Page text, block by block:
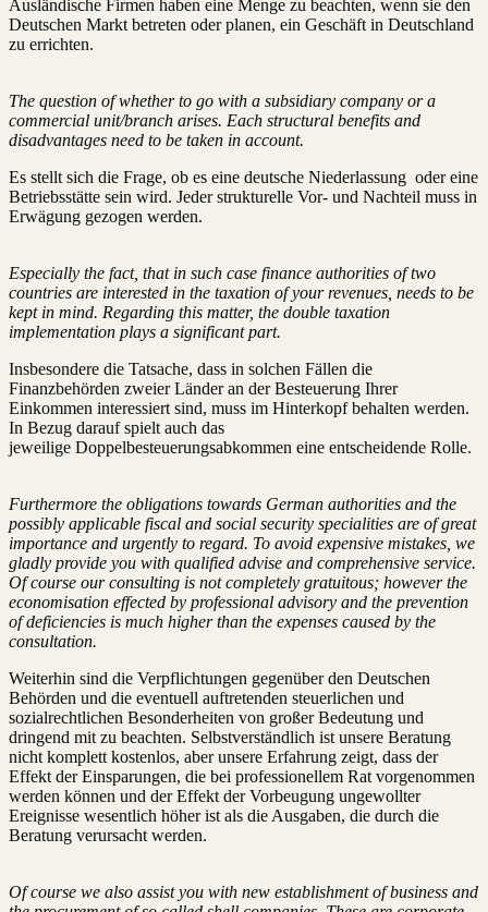
Ausländische Firmen haben eine Menge zu beachten, wenn sie den
Deutschen Markt betreten oder planen, ein Geschäft in Deutschland
zu errichten.
The question of whether to go with a subsidiary company or a
commercial unit/branch arises. Each structural benefits and
disadvantages need to be taken in account.
Es stellt sich die Frage, ob es eine deutsche Niederlassung oder eine
Betriebsstätte sein wird. Jeder strukturelle Vor- und Nachteil muss in
Erwägung gezogen werden.
Especially the fact, that in such case finance authorities of two
countries are interested in the taxation of your revenues, needs to be
kept in mind. Regarding this matter, the double taxation
implementation plays a significant part.
Insbesondere die Tatsache, dass in solchen Fällen die
Finanzbehörden zweier Länder an der Besteuerung Ihrer
Einkommen interessiert sind, muss im Hinterkopf behalten werden.
In Bezug darauf spielt auch das
jeweilige Doppelbesteuerungsabkommen eine entscheidende Rolle.
Furthermore the obligations towards German authorities and the
possibly applicable fiscal and social security specialities are of great
importance and urgently to regard. To avoid expensive mistakes, we
gladly provide you with qualified advise and comprehensive service.
Of course our consulting is not completely gratuitous; however the
economisation effected by professional advisory and the prevention
of deficiencies is much higher than the expenses caused by the
consultation.
Weiterhin sind die Verpflichtungen gegenüber den Deutschen
Behörden und die eventuell auftretenden steuerlichen und
sozialrechtlichen Besonderheiten von großer Bedeutung und
dringend mit zu beachten. Selbstverständlich ist unsere Beratung
nicht komplett kostenlos, aber unsere Erfahrung zeigt, dass der
Effekt der Einsparungen, die bei professionellem Rat vorgenommen
werden können und der Effekt der Vorbeugung ungewollter
Ereignisse wesentlich höher ist als die Ausgaben, die durch die
Beratung verursacht werden.
Of course we also assist you with new establishment of business and